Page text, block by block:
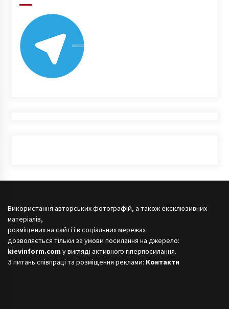
Використання авторських фотографій, а також ексклюзивних
матеріалів,
розміщених на сайті і в соціальних мережах
дозволяється тільки за умови посилання на джерело:
kievinform.com у вигляді активного гіперпосилання.
З питань співпраці та розміщення реклами: Контакти